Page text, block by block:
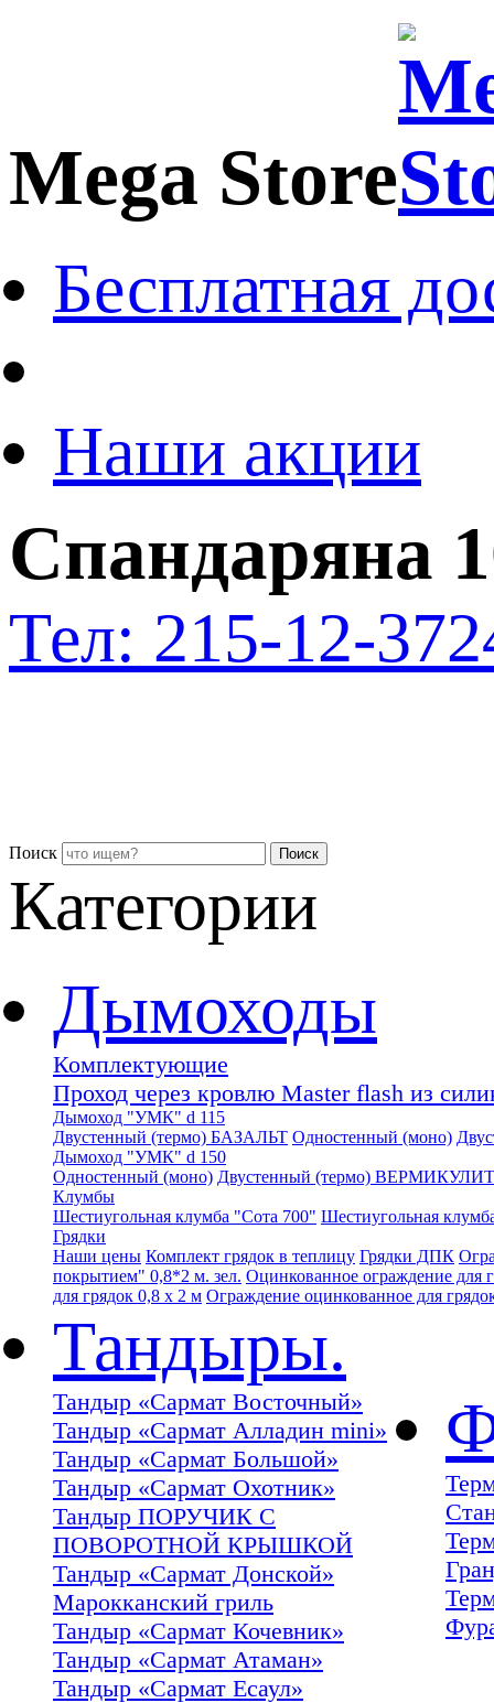
Mega Store
Бесплатная
Наши акции
Спандаряна
Тел: 215-12-37
Поиск Поиск
Категории
Дымоходы
Комплектующие
Проход через кровлю Master flash из
Дымоход "УМК" d 115
Двустенный (термо) БАЗАЛЬТ Одностенный (моно)
Дымоход "УМК" d 150
Одностенный (моно) Двустенный (термо) ВЕРМИКУЛИТ
Клумбы
Шестиугольная клумба "Сота 700" Шестиугольная
Грядки
Наши цены Комплект грядок в теплицу Грядки ДПК
покрытием" 0,8*2 м. зел. Оцинкованное ограждение для
для грядок 0,8 х 2 м Ограждение оцинкованное для
Тандыры.
Тандыр «Сармат Восточный»
Тандыр «Сармат Алладин mini»
Тандыр «Сармат Большой»
Тандыр «Сармат Охотник»
Тандыр ПОРУЧИК С
ПОВОРОТНОЙ КРЫШКОЙ
Тандыр «Сармат Донской»
Марокканский гриль
Тандыр «Сармат Кочевник»
Тандыр «Сармат Атаман»
Тандыр «Сармат Есаул»